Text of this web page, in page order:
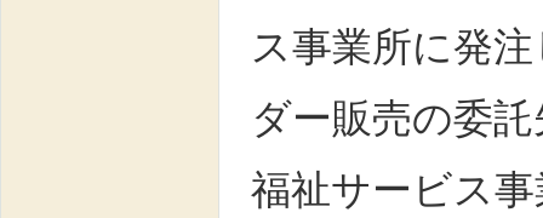
ス事業所に発
ダー販売の委
福祉サービス